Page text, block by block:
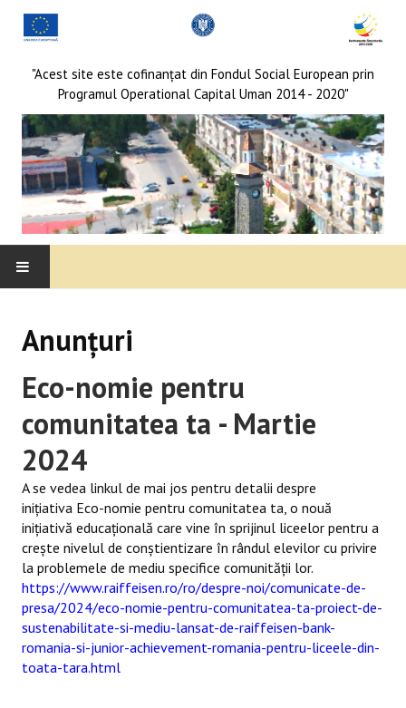
"Acest site este cofinanţat din Fondul Social European prin
Programul Operational Capital Uman 2014 - 2020"
MEMBRI
Membri locali
Membri regionali
Documente instituționale
SEMINARIILE REȚELEI PROACCES
MATERIALE DE INFORMARE
Resurse video
Ghiduri şi alte resurse
Anunţuri
Eco-nomie pentru
comunitatea ta - Martie
2024
A se vedea linkul de mai jos pentru detalii despre
inițiativa Eco-nomie pentru comunitatea ta, o nouă
inițiativă educațională care vine în sprijinul liceelor pentru a
crește nivelul de conștientizare în rândul elevilor cu privire
la problemele de mediu specifice comunității lor.
https://www.raiffeisen.ro/ro/despre-noi/comunicate-de-
presa/2024/eco-nomie-pentru-comunitatea-ta-proiect-de-
sustenabilitate-si-mediu-lansat-de-raiffeisen-bank-
romania-si-junior-achievement-romania-pentru-liceele-din-
toata-tara.html